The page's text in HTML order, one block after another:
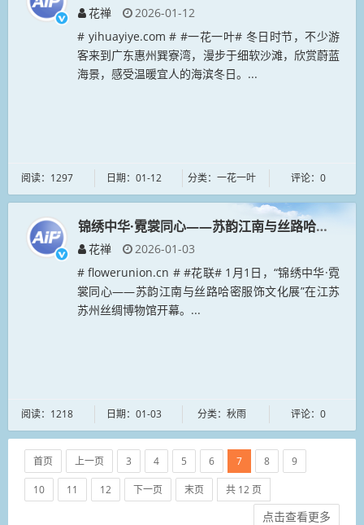
花禅
2026-01-12
# yihuayiye.com # #一花一叶# 冬日时节，不少游
客来到广东惠州巽寮湾，漫步于细软沙滩，欣赏蔚蓝
海景，感受温暖宜人的海滨冬日。...
阅读：1297 日期：01-12 分类：一花一叶 评论：0
锦绣中华·霓裳同心——苏韵江南与丝路哈密服饰
花禅
2026-01-03
# flowerunion.cn # #花联# 1月1日，“锦绣中华·霓
裳同心——苏韵江南与丝路哈密服饰文化展”在江苏
苏州丝绸博物馆开幕。...
阅读：1218 日期：01-03 分类：秋雨 评论：0
首页 上一页 3 4 5 6 7 8 9
10 11 12 下一页 末页 共 12 页
点击查看更多